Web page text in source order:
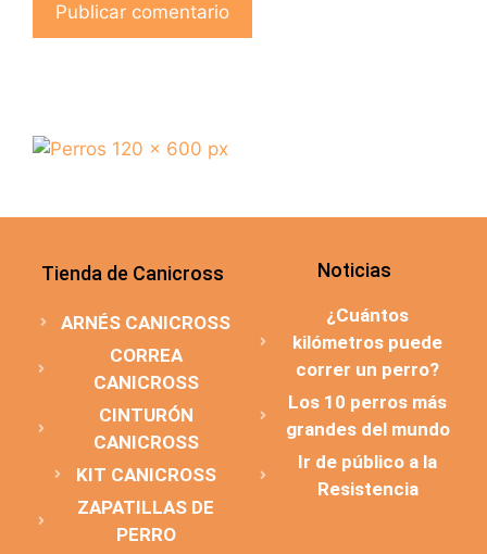
Tienda de Canicross
ARNÉS CANICROSS
CORREA
CANICROSS
CINTURÓN
CANICROSS
KIT CANICROSS
ZAPATILLAS DE
PERRO
Noticias
¿Cuántos
kilómetros puede
correr un perro?
Los 10 perros más
grandes del mundo
Ir de público a la
Resistencia